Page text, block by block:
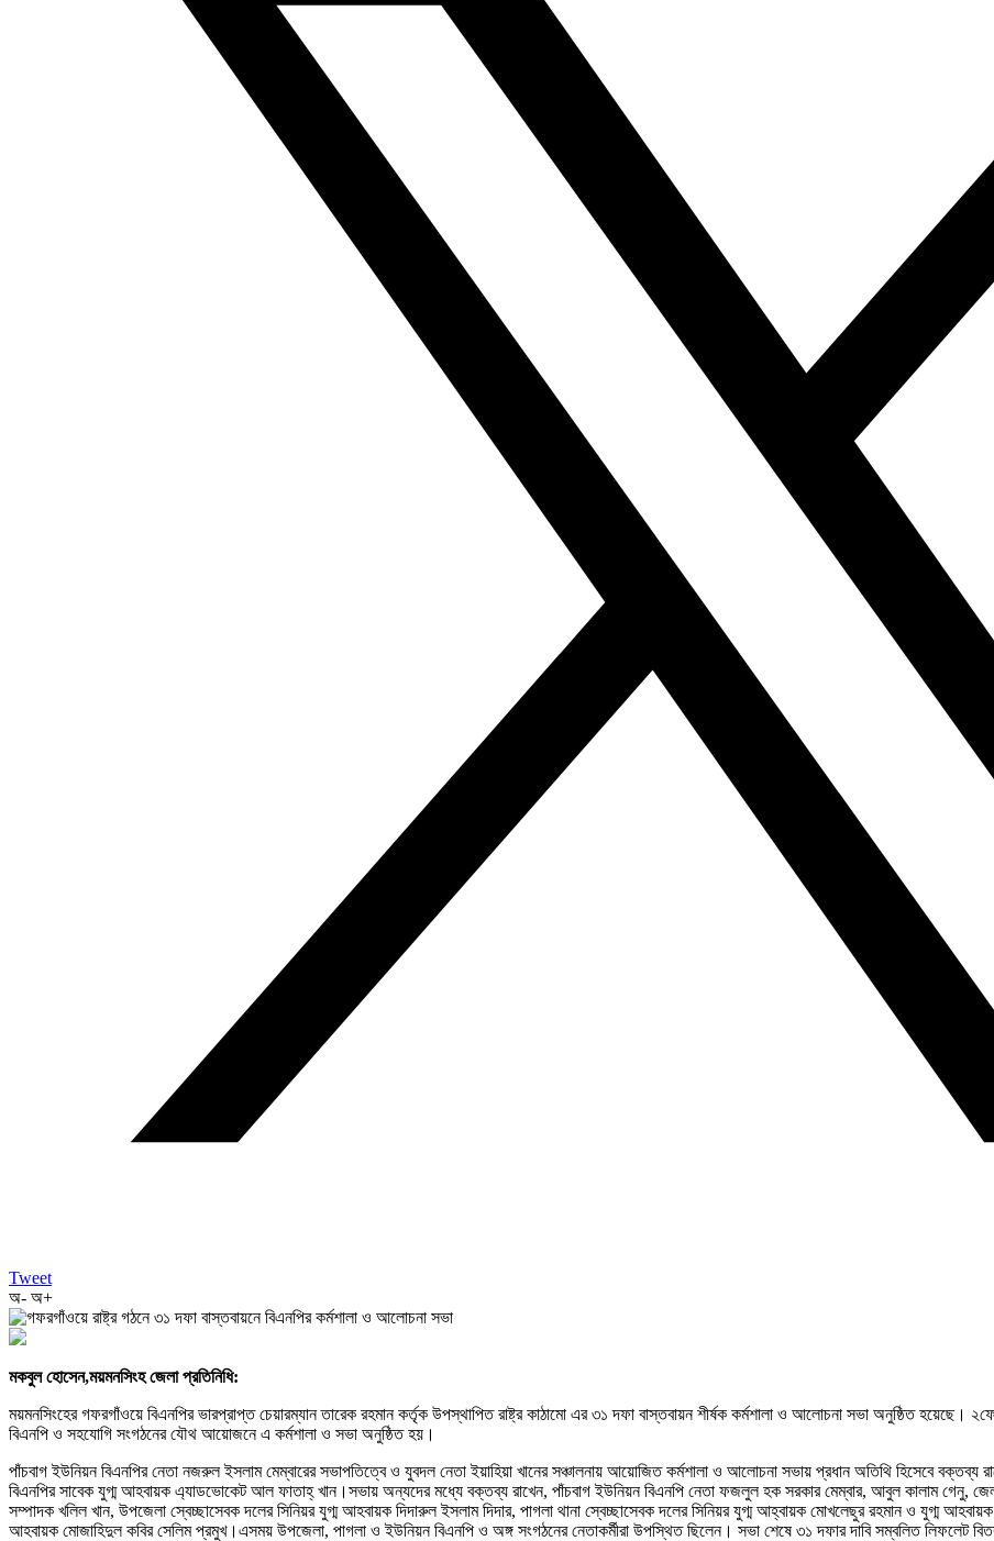
Tweet
অ- অ+
মকবুল হোসেন,ময়মনসিংহ জেলা প্রতিনিধি:
ময়মনসিংহের গফরগাঁওয়ে বিএনপির ভারপ্রাপ্ত চেয়ারম্যান তারেক রহমান কর্তৃক উপস্থাপিত রাষ্ট্র কাঠামো এর ৩১ দফা বাস্তবায়ন শীর্ষক কর্মশালা ও আলোচনা সভা অনুষ্ঠিত হয়েছে।
বিএনপি ও সহযোগি সংগঠনের যৌথ আয়োজনে এ কর্মশালা ও সভা অনুষ্ঠিত হয়।
পাঁচবাগ ইউনিয়ন বিএনপির নেতা নজরুল ইসলাম মেম্বারের সভাপতিত্বে ও যুবদল নেতা ইয়াহিয়া খানের সঞ্চালনায় আয়োজিত কর্মশালা ও আলোচনা সভায় প্রধান অতিথি হিসেবে
বিএনপির সাবেক যুগ্ম আহবায়ক এ্যাডভোকেট আল ফাতাহ্ খান।সভায় অন্যদের মধ্যে বক্তব্য রাখেন, পাঁচবাগ ইউনিয়ন বিএনপি নেতা ফজলুল হক সরকার মেম্বার, আবুল কালাম গেনু,
সম্পাদক খলিল খান, উপজেলা স্বেচ্ছাসেবক দলের সিনিয়র যুগ্ম আহবায়ক দিদারুল ইসলাম দিদার, পাগলা থানা স্বেচ্ছাসেবক দলের সিনিয়র যুগ্ম আহ্বায়ক মোখলেছুর রহমান ও যুগ্ম আহবায়ক
আহবায়ক মোজাহিদুল কবির সেলিম প্রমুখ।এসময় উপজেলা, পাগলা ও ইউনিয়ন বিএনপি ও অঙ্গ সংগঠনের নেতাকর্মীরা উপস্থিত ছিলেন। সভা শেষে ৩১ দফার দাবি সম্বলিত লিফলেট